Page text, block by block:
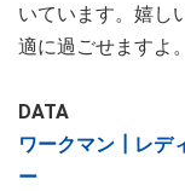
いています。嬉し
適に過ごせますよ。
DATA
ワークマン┃レデ
ー